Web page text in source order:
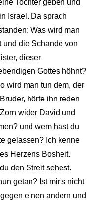
Tochter geben und
Israel. Da sprach
Was wird man
und die Schande von
dieser
Gottes höhnt?
wird man tun dem, der
hörte ihn reden
wider David und
und wem hast du
gelassen? Ich kenne
Herzens Bosheit.
den Streit sehest.
getan? Ist mir's nicht
einen andern und